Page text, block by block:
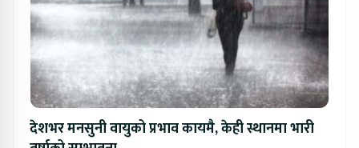
देशभर मनसुनी वायुको प्रभाव कायमै, केही स्थानमा भारी